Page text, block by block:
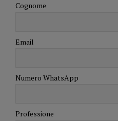
Cognome
Email
Numero WhatsApp
Professione